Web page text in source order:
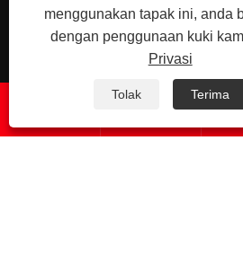
Berita
Hubungi Kami
menggunakan tapak ini, anda
dengan penggunaan kuki
Privasi
Tolak Terima